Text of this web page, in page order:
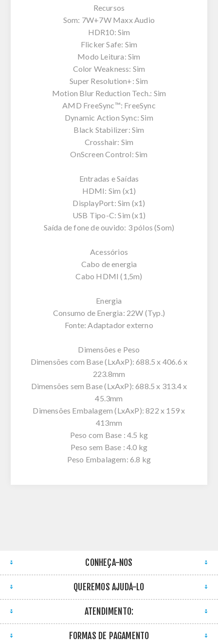
Recursos
Som: 7W+7W Maxx Audio
HDR10: Sim
Flicker Safe: Sim
Modo Leitura: Sim
Color Weakness: Sim
Super Resolution+: Sim
Motion Blur Reduction Tech.: Sim
AMD FreeSync™: FreeSync
Dynamic Action Sync: Sim
Black Stabilizer: Sim
Crosshair: Sim
OnScreen Control: Sim
Entradas e Saídas
HDMI: Sim (x1)
DisplayPort: Sim (x1)
USB Tipo-C: Sim (x1)
Saída de fone de ouvido: 3 pólos (Som)
Acessórios
Cabo de energia
Cabo HDMI (1,5m)
Energia
Consumo de Energia: 22W (Typ.)
Fonte: Adaptador externo
Dimensões e Peso
Dimensões com Base (LxAxP): 688.5 x 406.6 x
223.8mm
Dimensões sem Base (LxAxP): 688.5 x 313.4 x
45.3mm
Dimensões Embalagem (LxAxP): 822 x 159 x
413mm
Peso com Base : 4.5 kg
Peso sem Base : 4.0 kg
Peso Embalagem: 6.8 kg
CONHEÇA-NOS
QUEREMOS AJUDÁ-LO
ATENDIMENTO:
FORMAS DE PAGAMENTO